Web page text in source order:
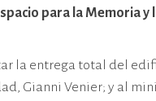
para la Memoria y
la entrega total del
Gianni Venier; y al